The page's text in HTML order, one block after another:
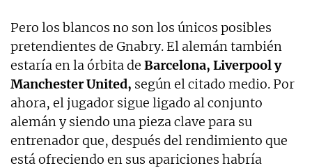
Pero los blancos no son los únicos posibles
pretendientes de Gnabry. El alemán también
estaría en la órbita de Barcelona, Liverpool y
Manchester United, según el citado medio. Por
ahora, el jugador sigue ligado al conjunto
alemán y siendo una pieza clave para su
entrenador que, después del rendimiento que
está ofreciendo en sus apariciones habría